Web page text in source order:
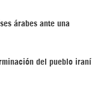
árabes ante una
del pueblo iraní